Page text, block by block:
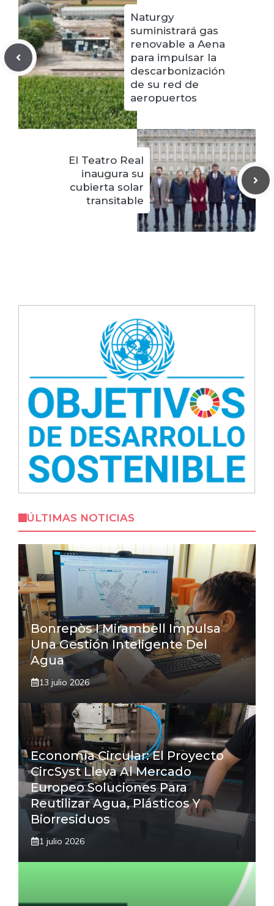
Naturgy
suministrará gas
renovable a Aena
para impulsar la
descarbonización
de su red de
aeropuertos
El Teatro Real
inaugura su
cubierta solar
transitable
ÚLTIMAS NOTICIAS
Bonrepòs I Mirambell Impulsa
Una Gestión Inteligente Del
Agua
13 julio 2026
Economía Circular: El Proyecto
CircSyst Lleva Al Mercado
Europeo Soluciones Para
Reutilizar Agua, Plásticos Y
Biorresiduos
1 julio 2026